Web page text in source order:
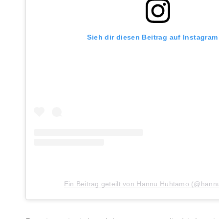
Sieh dir diesen Beitrag auf Instagram
Ein Beitrag geteilt von Hannu Huhtamo